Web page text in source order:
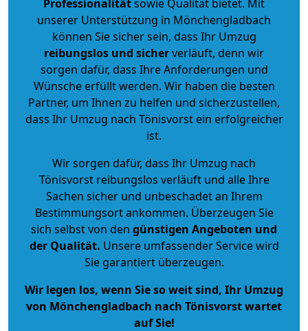
Professionalitätsowie Qualität bietet. Mit
unserer Unterstützung in Mönchengladbach
können Sie sicher sein, dass Ihr Umzug
reibungslos und sicherverläuft, denn wir
sorgen dafür, dass Ihre Anforderungen und
Wünsche erfüllt werden. Wir haben die besten
Partner, um Ihnen zu helfen und sicherzustellen,
dass Ihr Umzug nach Tönisvorst ein erfolgreicher
ist.
Wir sorgen dafür, dass Ihr Umzug nach
Tönisvorst reibungslos verläuft und alle Ihre
Sachen sicher und unbeschadet an Ihrem
Bestimmungsort ankommen. Überzeugen Sie
sich selbst von den günstigen Angeboten und
der Qualität. Unsere umfassender Service wird
Sie garantiert überzeugen.
Wir legen los, wenn Sie so weit sind, Ihr Umzug
von Mönchengladbach nach Tönisvorst wartet
auf Sie!